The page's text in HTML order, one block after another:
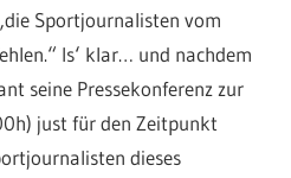
Sportjournalisten vom
Is‘ klar… und nachdem
seine Pressekonferenz zur
just für den Zeitpunkt
dieses